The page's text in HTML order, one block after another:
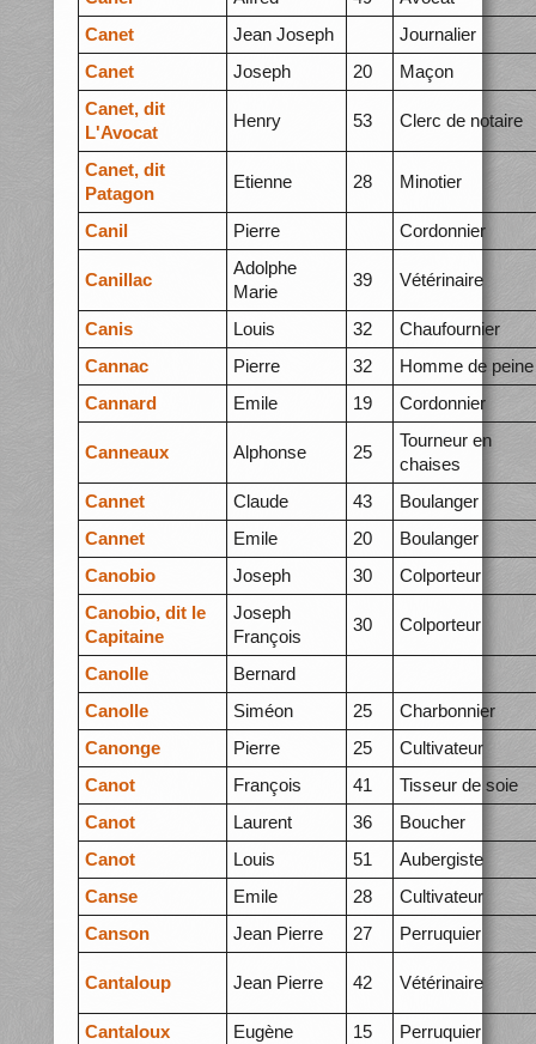
Canet
Jean Joseph
Journalier
Canet
Joseph 20
Maçon
Canet, dit
L'Avocat
Henry 53 Clerc de notaire
Canet, dit
Patagon
Etienne 28 Minotier
Canil Pierre Cordonnier
Canillac
Adolphe
Marie
39 Vétérinaire
Canis Louis 32
Chaufournier
Cannac
Pierre 32
Homme de peine
Cannard
Emile 19 Cordonnier
Canneaux Alphonse 25
Tourneur en
chaises
Cannet
Claude 43
Boulanger
Cannet
Emile 20
Boulanger
Canobio
Joseph 30
Colporteur
Canobio, dit le
Capitaine
Joseph
François
30 Colporteur
Canolle
Bernard
Canolle
Siméon 25
Charbonnier
Canonge
Pierre 25
Cultivateur
Canot
François 41
Tisseur de soie
Canot
Laurent 36
Boucher
Canot
Louis 51
Aubergiste
Canse
Emile 28
Cultivateur
Canson
Jean Pierre 27 Perruquier
Cantaloup Jean Pierre 42 Vétérinaire
Cantaloux Eugène 15
Perruquier